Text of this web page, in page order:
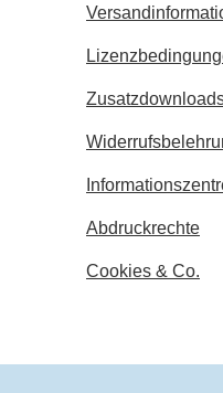
Abdruckrechte
Cookies & Co.